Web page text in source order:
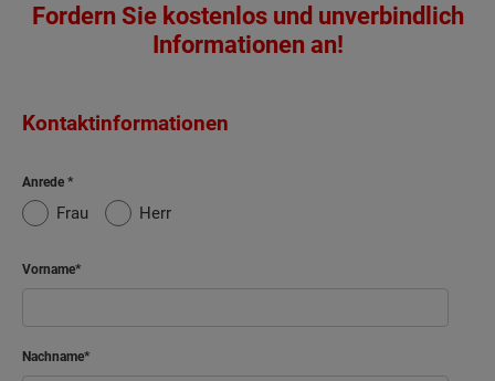
Fordern Sie kostenlos und unverbindlich
Informationen an!
Kontaktinformationen
Anrede
Frau Herr
Vorname
Nachname